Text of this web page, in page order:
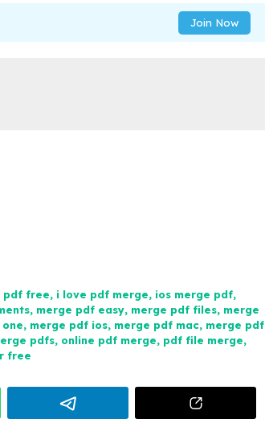
Join Now
pdf free, i love pdf merge, ios merge pdf,
, merge pdf easy, merge pdf files, merge
, merge pdf ios, merge pdf mac, merge pdf
pdfs, online pdf merge, pdf file merge,
free